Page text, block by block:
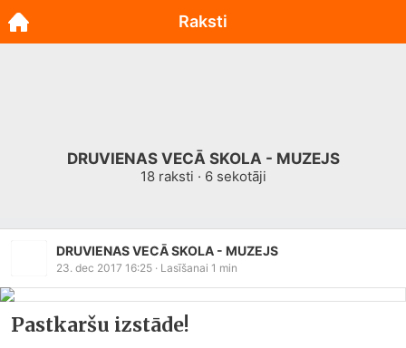
DRUVIENAS VECĀ SKOLA - MUZEJS
18raksti · 6sekotāji
DRUVIENAS VECĀ SKOLA - MUZEJS
23. dec 2017 16:25 · Lasīšanai 1 min
Pastkaršu izstāde!
Raksti